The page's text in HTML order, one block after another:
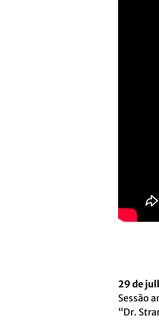
29 de
Sessão
“Dr.